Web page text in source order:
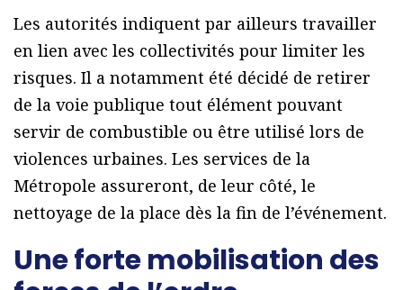
Les autorités indiquent par ailleurs travailler
en lien avec les collectivités pour limiter les
risques. Il a notamment été décidé de retirer
de la voie publique tout élément pouvant
servir de combustible ou être utilisé lors de
violences urbaines. Les services de la
Métropole assureront, de leur côté, le
nettoyage de la place dès la fin de l’événement.
Une forte mobilisation des